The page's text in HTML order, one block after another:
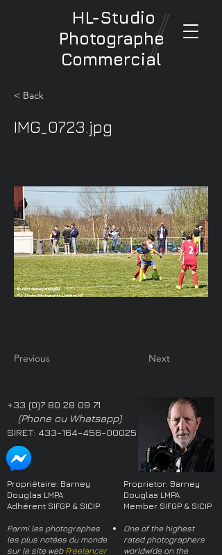
HL-Studio
Photographe
Commercial
< Back
IMG_0723.jpg
Previous Next
+33 (0)7 80 28 09 71
(Phone ou Whatsapp)
SIRET: 433-164-456-00025
Propriétaire: Barney
Douglas LMPA
Adhérent SIFGP & SICIP
Parmi les photographes
les plus notées du monde
sur le site web Freelancer
Proprietor: Barney
Douglas LMPA
Member SIFGP & SICIP
One of the highest
rated photographers
worldwide on the